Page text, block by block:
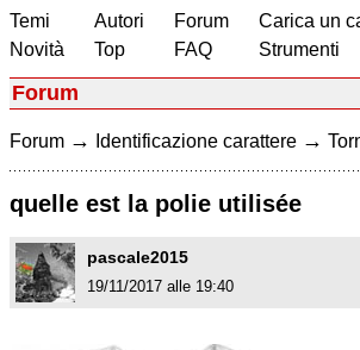
Temi
Novità
Autori
Top
Forum
FAQ
Carica un
Strumenti
Forum
Forum → Identificazione carattere →
quelle est la polie utilisée
pascale2015
19/11/2017 alle 19:40